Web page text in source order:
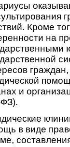
Кроме
на
и
в виде